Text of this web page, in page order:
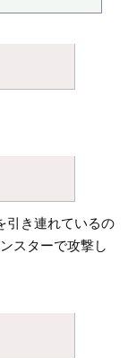
引き連れているの
スターで攻撃し